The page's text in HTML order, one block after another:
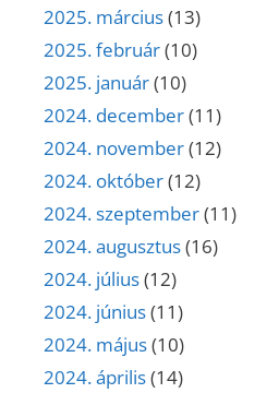
2025. március(13)
2025. február(10)
2025. január(10)
2024. december(11)
2024. november(12)
2024. október(12)
2024. szeptember(11)
2024. augusztus(16)
2024. július(12)
2024. június(11)
2024. május(10)
2024. április(14)